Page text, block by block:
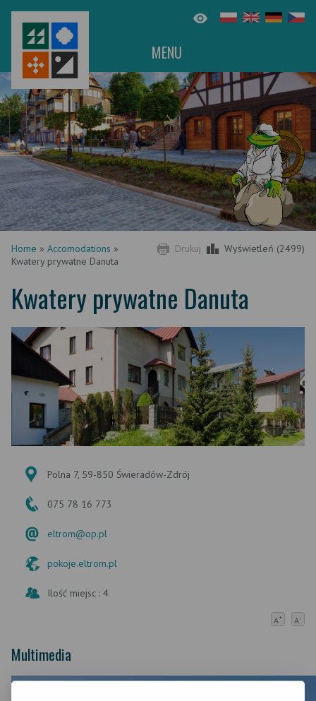
MENU
Drukuj Wyświetleń (2499)
Home » Accomodations »
Kwatery prywatne Danuta
Kwatery prywatne Danuta
Polna 7, 59-850 Świeradów-Zdrój
075 78 16 773
eltrom@op.pl
pokoje.eltrom.pl
Ilość miejsc : 4
A+ A-
Multimedia